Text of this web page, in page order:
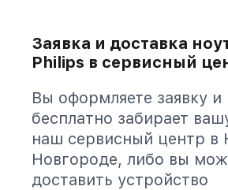
Заявка и доставка
Philips в сервисный
Вы оформляете заявку и
бесплатно забирает
наш сервисный центр в
Новгороде, либо вы
доставить устройство